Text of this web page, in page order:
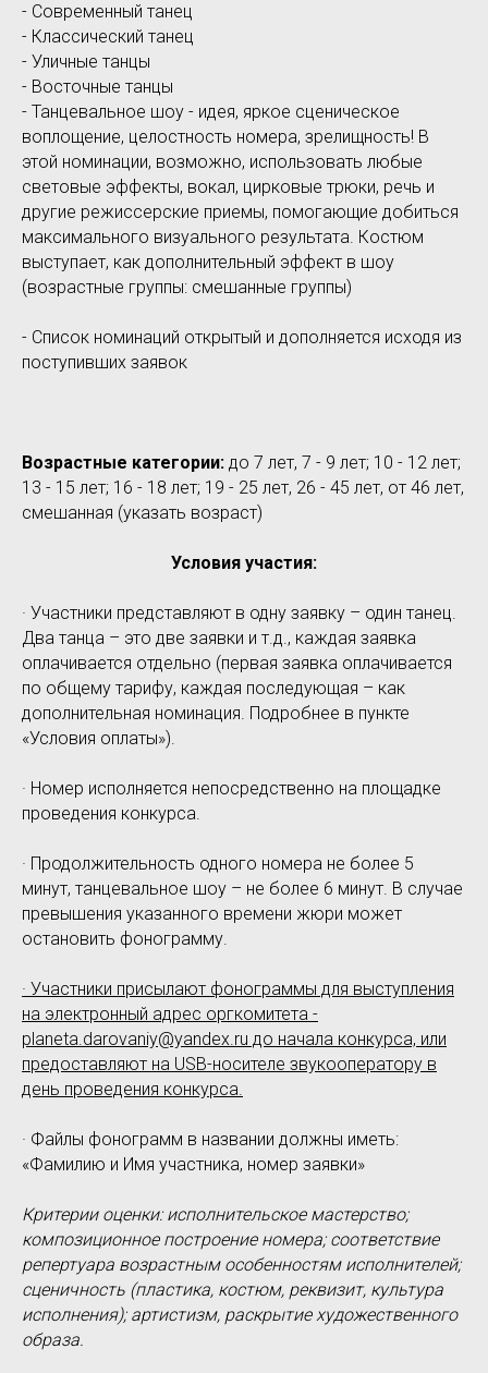
- Современный танец
- Классический танец
- Уличные танцы
- Восточные танцы
- Танцевальное шоу - идея, яркое сценическое
воплощение, целостность номера, зрелищность! В
этой номинации, возможно, использовать любые
световые эффекты, вокал, цирковые трюки, речь и
другие режиссерские приемы, помогающие добиться
максимального визуального результата. Костюм
выступает, как дополнительный эффект в шоу
(возрастные группы: смешанные группы)
- Список номинаций открытый и дополняется исходя из
поступивших заявок
Возрастные категории: до 7 лет, 7 - 9 лет; 10 - 12 лет;
13 - 15 лет; 16 - 18 лет; 19 - 25 лет, 26 - 45 лет, от 46 лет,
смешанная (указать возраст)
Условия участия:
· Участники представляют в одну заявку – один танец.
Два танца – это две заявки и т.д., каждая заявка
оплачивается отдельно (первая заявка оплачивается
по общему тарифу, каждая последующая – как
дополнительная номинация. Подробнее в пункте
«Условия оплаты»).
· Номер исполняется непосредственно на площадке
проведения конкурса.
· Продолжительность одного номера не более 5
минут, танцевальное шоу – не более 6 минут. В случае
превышения указанного времени жюри может
остановить фонограмму.
· Участники присылают фонограммы для выступления
на электронный адрес оргкомитета -
planeta.darovaniy@yandex.ru до начала конкурса, или
предоставляют на USB-носителе звукооператору в
день проведения конкурса.
· Файлы фонограмм в названии должны иметь:
«Фамилию и Имя участника, номер заявки»
Критерии оценки: исполнительское мастерство;
композиционное построение номера; соответствие
репертуара возрастным особенностям исполнителей;
сценичность (пластика, костюм, реквизит, культура
исполнения); артистизм, раскрытие художественного
образа.